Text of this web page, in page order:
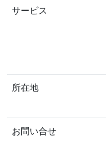
サービス
所在地
お問い合せ